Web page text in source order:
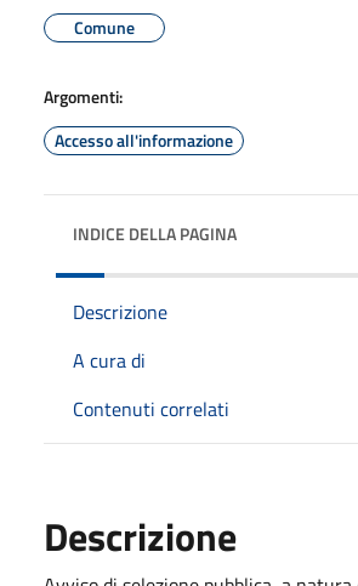
Comune
Argomenti:
Accesso all'informazione
INDICE DELLA PAGINA
Descrizione
A cura di
Contenuti correlati
Descrizione